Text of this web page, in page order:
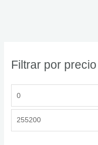
Filtrar por precio